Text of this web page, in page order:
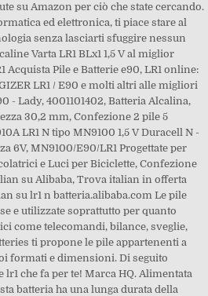
su Amazon per ciò che state cercando.
ed elettronica, ti piace stare al
senza lasciarti sfuggire nessun
Varta LR1 BLx1 1,5 V al miglior
Acquista Pile e Batterie e90, LR1 online:
LR1 / E90 e molti altri alle migliori
- Lady, 4001101402, Batteria Alcalina,
30,2 mm, Confezione 2 pile 5
LR1 N tipo MN9100 1,5 V Duracell N -
6V, MN9100/E90/LR1 Progettate per
e Luci per Biciclette, Confezione
su Alibaba, Trova italian in offerta
su lr1 n batteria.alibaba.com Le pile
e utilizzate soprattutto per quanto
come telecomandi, bilance, sveglie,
ti propone le pile appartenenti a
formati e dimensioni. Di seguito
che fa per te! Marca HQ. Alimentata
batteria ha una lunga durata della